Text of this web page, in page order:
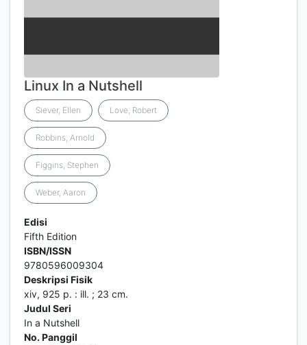
Linux In a Nutshell
Siever, Ellen Love, Robert
Robbins, Arnold
Figgins, Stephen
Weber, Aaron
Edisi
Fifth Edition
ISBN/ISSN
9780596009304
Deskripsi Fisik
xiv, 925 p. : ill. ; 23 cm.
Judul Seri
In a Nutshell
No. Panggil